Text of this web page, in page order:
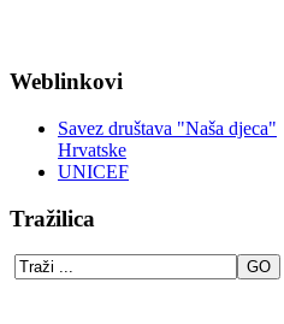
Weblinkovi
Savez društava "Naša djeca"
Hrvatske
UNICEF
Tražilica